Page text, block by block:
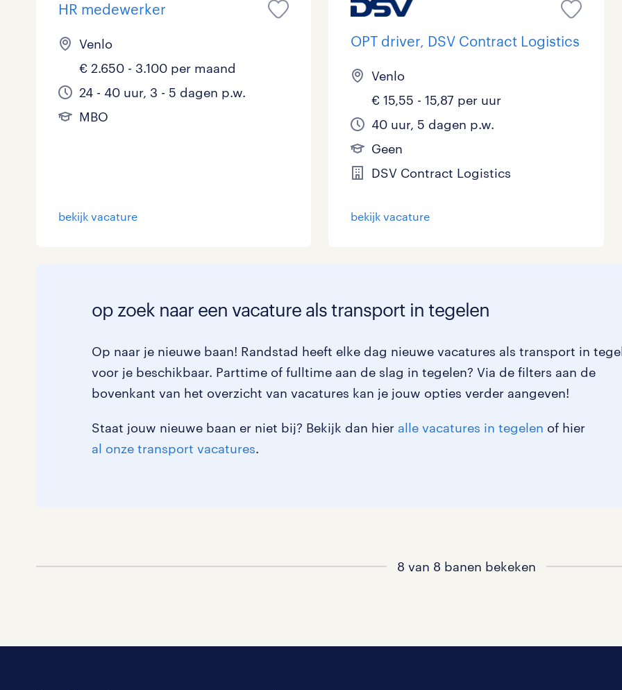
HR medewerker
Venlo
€ 2.650 - 3.100 per maand
24 - 40 uur, 3 - 5 dagen p.w.
MBO
bekijk vacature
OPT driver, DSV Contract Logistics
Venlo
€ 15,55 - 15,87 per uur
40 uur, 5 dagen p.w.
Geen
DSV Contract Logistics
bekijk vacature
op zoek naar een vacature als transport in tegelen
Op naar je nieuwe baan! Randstad heeft elke dag nieuwe vacatures als transport in
voor je beschikbaar. Parttime of fulltime aan de slag in tegelen? Via de filters aan de
bovenkant van het overzicht van vacatures kan je jouw opties verder aangeven!
Staat jouw nieuwe baan er niet bij? Bekijk dan hier alle vacatures in tegelen of hier
al onze transport vacatures.
8 van 8 banen bekeken